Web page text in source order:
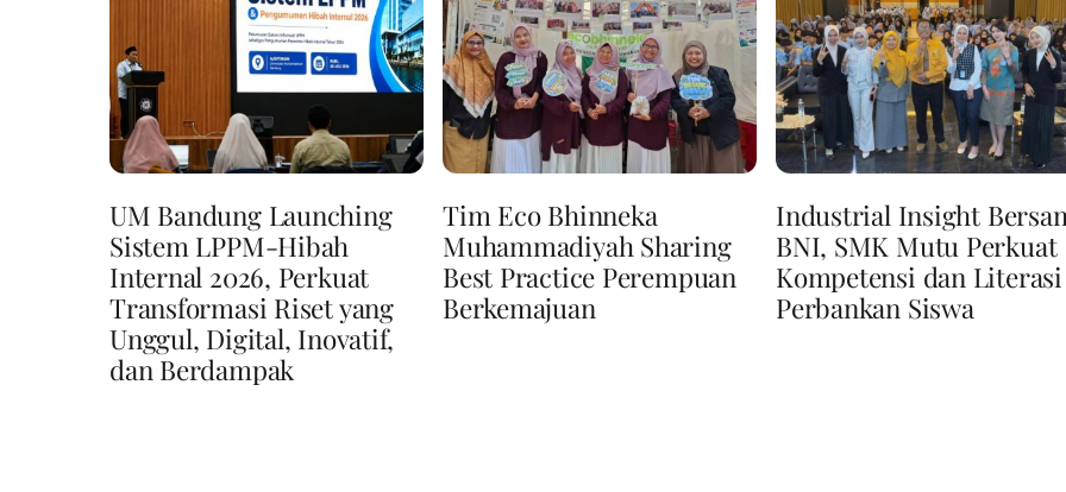
UM Bandung Launching
Sistem LPPM-Hibah
Internal 2026, Perkuat
Transformasi Riset yang
Unggul, Digital, Inovatif,
dan Berdampak
Tim Eco Bhinneka
Muhammadiyah Sharing
Best Practice Perempuan
Berkemajuan
Industrial Insight
BNI, SMK Mutu Perkuat
Kompetensi dan Literasi
Perbankan Siswa